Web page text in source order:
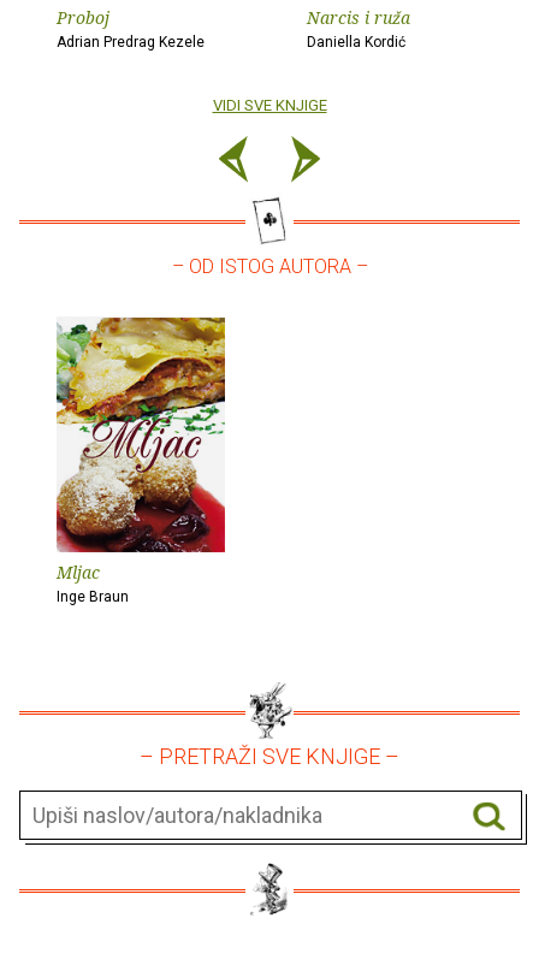
Proboj
Adrian Predrag Kezele
Narcis i ruža
Daniella Kordić
VIDI SVE KNJIGE
– OD ISTOG AUTORA –
Mljac
Inge Braun
– PRETRAŽI SVE KNJIGE –